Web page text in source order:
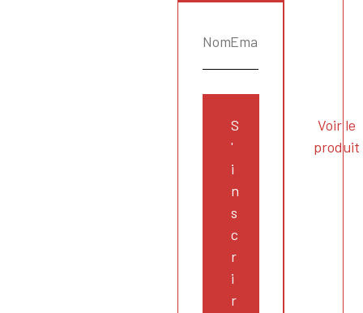
S
'
i
n
s
c
r
i
r
Voir le
produit